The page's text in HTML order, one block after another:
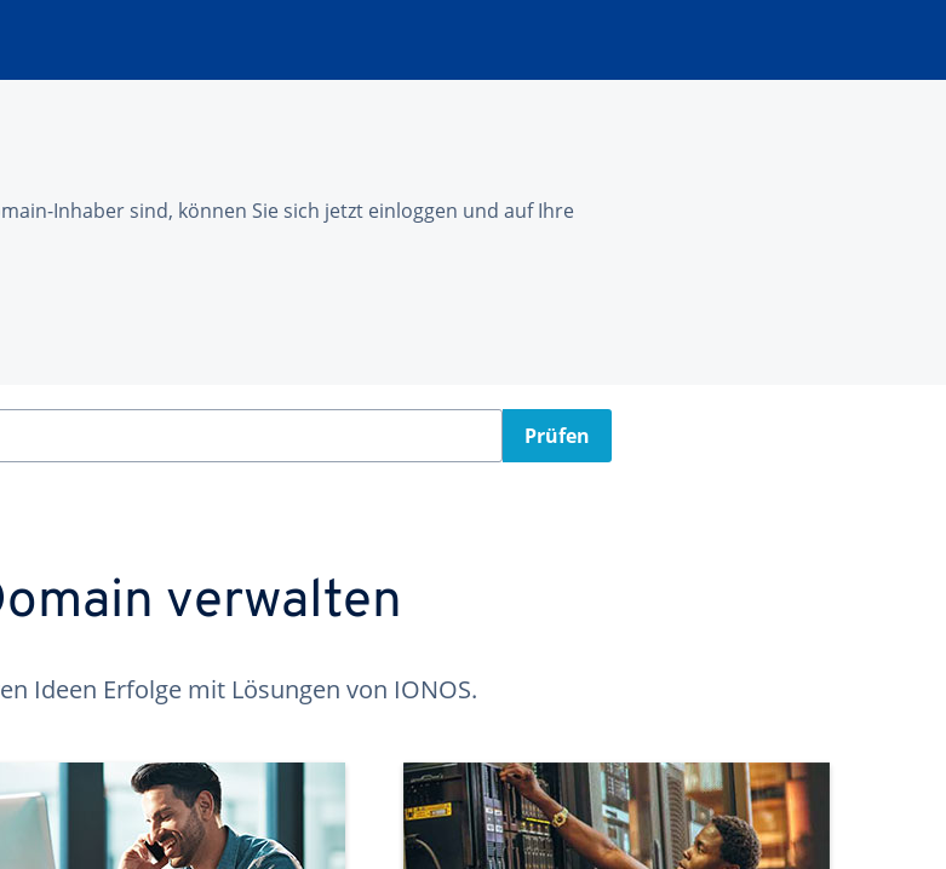
Inhaber sind, können Sie sich jetzt einloggen und auf Ihre
Prüfen
verwalten
Ideen Erfolge mit Lösungen von IONOS.